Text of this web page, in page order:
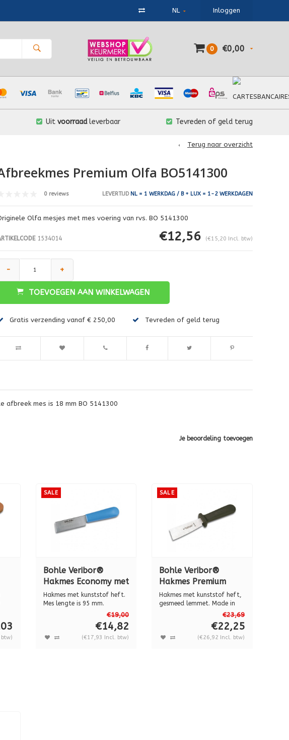
NL Inloggen
0 €0,00
Uit voorraadleverbaar Tevreden of geld terug
Terug naar overzicht
Premium Olfa BO5141300
0 reviews LEVERTIJDNL = 1 WERKDAG / B + LUX = 1-2 WERKDAGEN
Olfa mesjes met mes voering van rvs. BO 5141300
1534014 €12,56 (€15,20 Incl. btw)
- +
TOEVOEGEN AAN WINKELWAGEN
Gratis verzending vanaf € 250,00 Tevreden of geld terug
afbreek mes is 18 mm BO 5141300
Je beoordeling toevoegen
SALE
Bohle Veribor®
Hakmes Economy met
kunststof handvat
BO 5164000
Hakmes met kunststof heft.
Mes lengte is 95 mm.
€19,00
€14,82
(€17,93 Incl. btw)
SALE
Bohle Veribor®
Hakmes Premium
"Don Carlos" met
kunststof heft, BO
Hakmes met kunststof heft,
gesmeed lemmet. Made in
€23,69
€22,25
(€26,92 Incl. btw)